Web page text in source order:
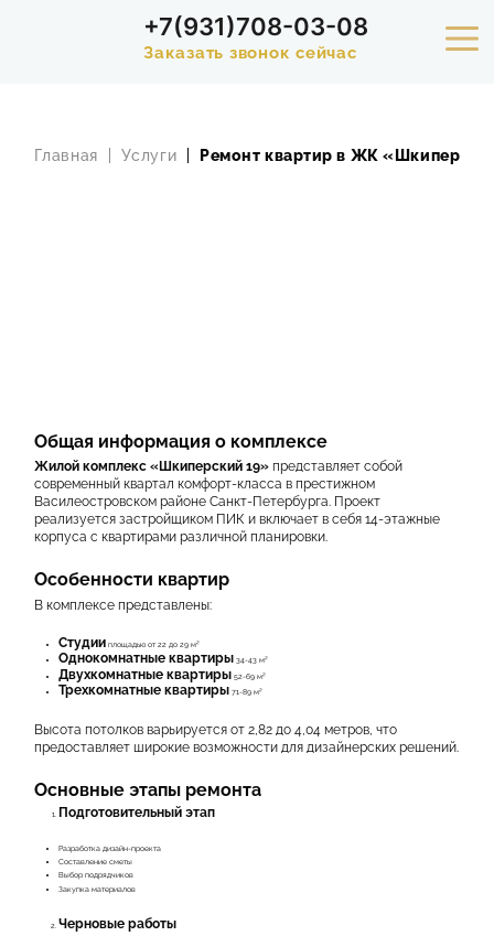
+7(931)708-03-08
Заказать звонок сейчас
О КОМПАНИИ
КОНТАКТЫ
Главная Услуги Ремонт квартир в ЖК
Общая информация о комплексе
Жилой комплекс «Шкиперский 19»представляет собой
современный квартал комфорт-класса в престижном
Василеостровском районе Санкт-Петербурга. Проект
реализуется застройщиком ПИК и включает в себя 14-этажные
корпуса с квартирами различной планировки.
Особенности квартир
В комплексе представлены:
Студии площадью от 22 до 29 м²
Однокомнатные квартиры 34-43 м²
Двухкомнатные квартиры 52-69 м²
Трехкомнатные квартиры 71-89 м²
Высота потолков варьируется от 2,82 до 4,04 метров, что
предоставляет широкие возможности для дизайнерских решений.
Основные этапы ремонта
Подготовительный этап
Разработка дизайн-проекта
Составление сметы
Выбор подрядчиков
Закупка материалов
Черновые работы